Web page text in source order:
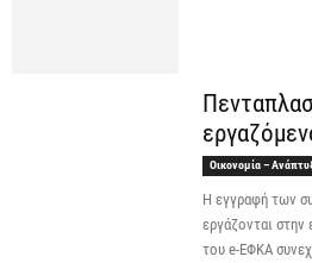
Οικονομία –
Η εγγραφή των
εργάζονται στην
του e-ΕΦΚΑ